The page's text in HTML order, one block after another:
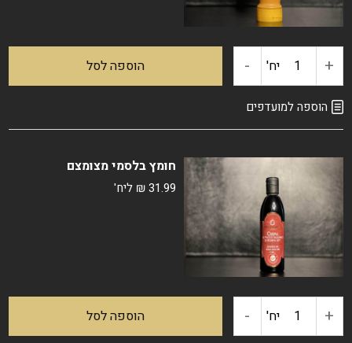
+ כמות
של
לכריכים
וצ'יפס
הולנדי
יח' - הוספה לסל
הוספה למועדפים
חומץ בלסמי מצומצם
₪31.99 ליח'
+ כמות יח' - הוספה לסל